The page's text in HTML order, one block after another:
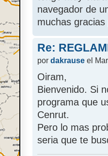
navegador de
muchas
Re:
por dakrause el
Oiram,
Bienvenido. Si
programa que
Cenrut.
Pero lo mas
seria que te